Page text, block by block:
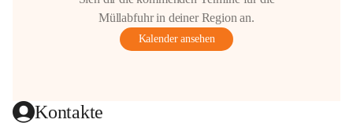
Müllabfuhr in deiner Region an.
Kalender ansehen
Kontakte